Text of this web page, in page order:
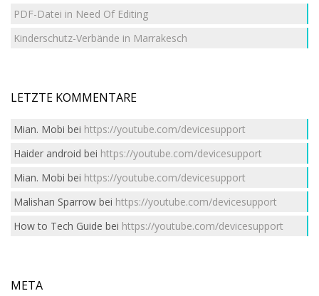
PDF-Datei in Need Of Editing
Kinderschutz-Verbände in Marrakesch
LETZTE KOMMENTARE
Mian. Mobi bei https://youtube.com/devicesupport
Haider android bei https://youtube.com/devicesupport
Mian. Mobi bei https://youtube.com/devicesupport
Malishan Sparrowbei https://youtube.com/devicesupport
How to Tech Guide bei https://youtube.com/devicesupport
META